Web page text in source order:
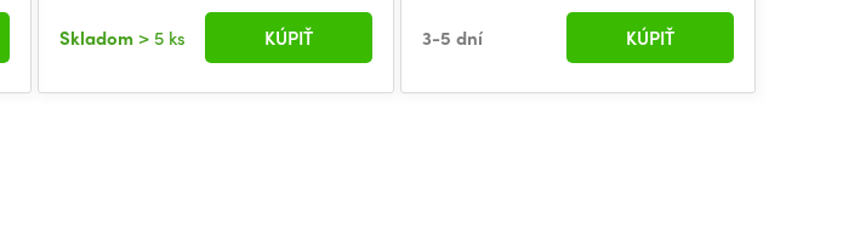
Skladom > 5 ks KÚPIŤ 3-5 dní KÚPIŤ